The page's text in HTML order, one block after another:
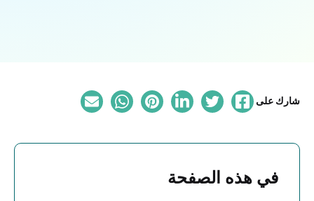
شارك على
في هذه الصفحة